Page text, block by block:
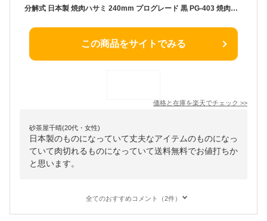
分解式 日本製 焼肉ハサミ 240mm プログレード 黒 PG-403 焼肉用 食洗機対応 肉切りはさみ 肉切りハサミ キッチンハサミ キッチンはさみ キッチンバサミ 料理はさみ メール便 送料無料
この商品をサイトでみる
価格と在庫を楽天でチェック >>
砂茶屋千晴(20代・女性)
日本製のものになっていて丈夫なアイテムのものになっ
ていて肉切れるものになっていて送料無料でお値打ちか
と思います。
全てのおすすめコメント（2件）